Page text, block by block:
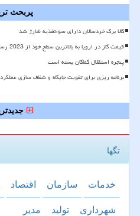
پربحث
کالا برگ خردسالان دارای سوءتغذیه شارژ شد
قیمت گاز در اروپا به بالاترین سطح خود از 2023 رسید
پنجره استقلال کماکان بسته است
برنامه ریزی برای تقویت جایگاه و شفاف سازی
تگها
خدمات سازمان اقتصاد
شهرداری تولید مدیر